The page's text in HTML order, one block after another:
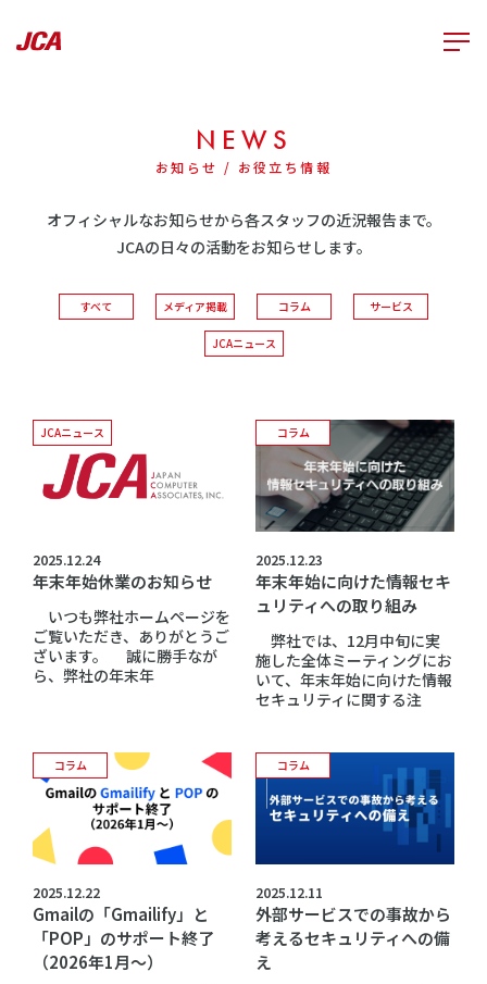
NEWS
お知らせ / お役立ち情報
オフィシャルなお知らせから各スタッフの近況報告まで。
JCAの日々の活動をお知らせします。
すべて メディア掲載 コラム サービス
JCAニュース
2025.12.24
年末年始休業のお知らせ
いつも弊社ホームページを
ご覧いただき、ありがとうご
ざいます。 誠に勝手なが
ら、弊社の年末年
JCAニュース
2025.12.23
年末年始に向けた情報セキ
ュリティへの取り組み
弊社では、12月中旬に実
施した全体ミーティングにお
いて、年末年始に向けた情報
セキュリティに関する注
コラム
2025.12.22
Gmailの「Gmailify」と
「POP」のサポート終了
（2026年1月～）
コラム
2025.12.11
外部サービスでの事故から
考えるセキュリティへの備
え
コラム